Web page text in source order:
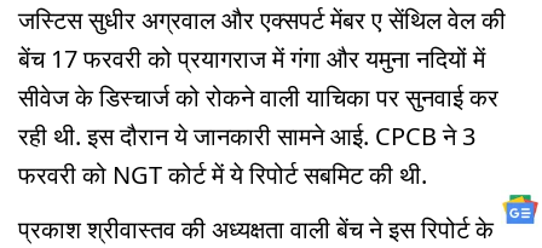
जस्टिस सुधीर अग्रवाल और एक्सपर्ट मेंबर ए सेंथिल वेल की
बेंच 17 फरवरी को प्रयागराज में गंगा और यमुना नदियों में
सीवेज के डिस्चार्ज को रोकने वाली याचिका पर सुनवाई कर
रही थी. इस दौरान ये जानकारी सामने आई. CPCB ने 3
फरवरी को NGT कोर्ट में ये रिपोर्ट सबमिट की थी.
प्रकाश श्रीवास्तव की अध्यक्षता वाली बेंच ने इस रिपोर्ट के